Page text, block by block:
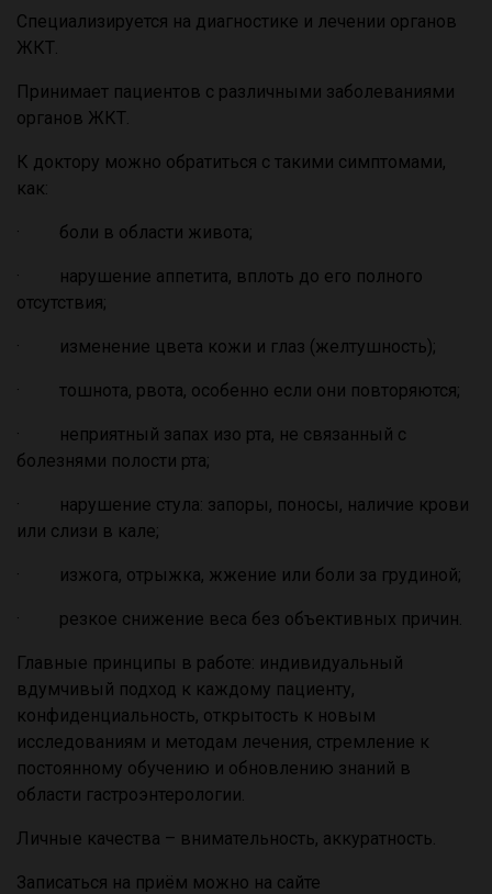
Специализируется на диагностике и лечении органов
ЖКТ.
Принимает пациентов с различными заболеваниями
органов ЖКТ.
К доктору можно обратиться с такими симптомами,
как:
· боли в области живота;
· нарушение аппетита, вплоть до его полного
отсутствия;
· изменение цвета кожи и глаз (желтушность);
· тошнота, рвота, особенно если они повторяются;
· неприятный запах изо рта, не связанный с
болезнями полости рта;
· нарушение стула: запоры, поносы, наличие крови
или слизи в кале;
· изжога, отрыжка, жжение или боли за грудиной;
· резкое снижение веса без объективных причин.
Главные принципы в работе: индивидуальный
вдумчивый подход к каждому пациенту,
конфиденциальность, открытость к новым
исследованиям и методам лечения, стремление к
постоянному обучению и обновлению знаний в
области гастроэнтерологии.
Личные качества – внимательность, аккуратность.
Записаться на приём можно на сайте